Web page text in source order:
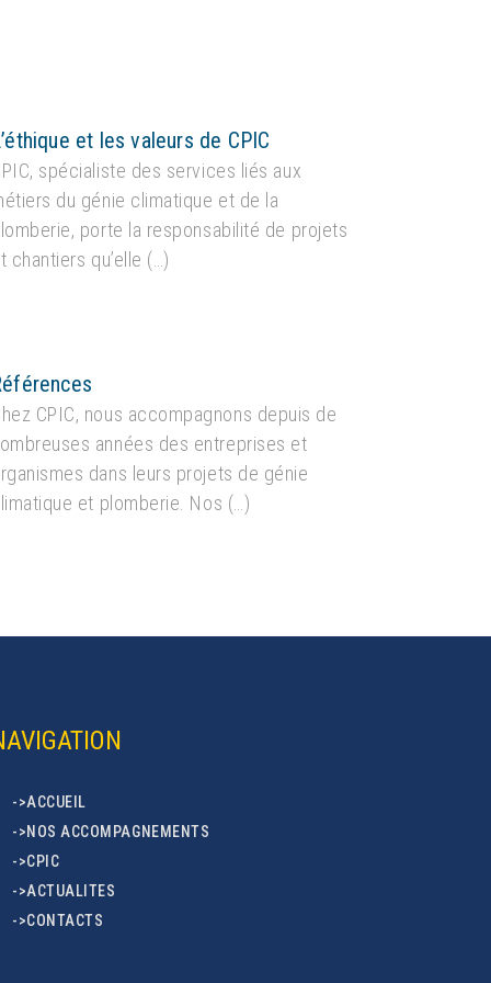
et les valeurs de CPIC
spécialiste des services liés aux
du génie climatique et de la
porte la responsabilité de projets
chantiers qu’elle (…)
CPIC, nous accompagnons depuis de
années des entreprises et
dans leurs projets de génie
et plomberie. Nos (…)
->ACCUEIL
->NOS ACCOMPAGNEMENTS
->CPIC
->ACTUALITES
->CONTACTS